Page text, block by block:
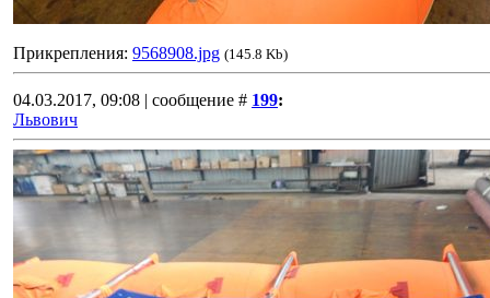
Прикрепления: 9568908.jpg (145.8 Kb)
04.03.2017, 09:08 | сообщение # 199:
Львович